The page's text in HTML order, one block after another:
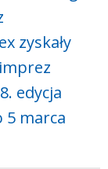
zyskały
edycja
5 marca